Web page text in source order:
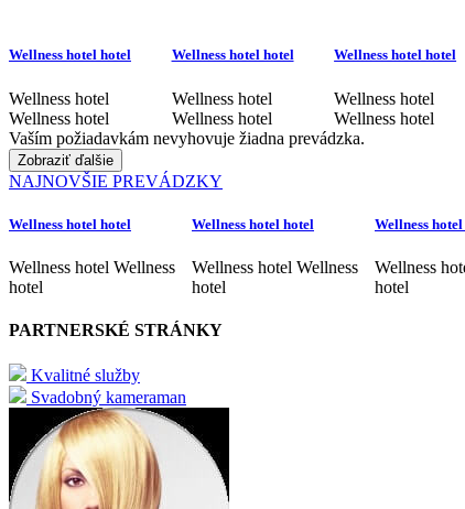
Wellness hotel hotel
Wellness hotel
Wellness hotel
Wellness hotel hotel
Wellness hotel
Wellness hotel
Wellness hotel hotel
Wellness hotel
Wellness hotel
Vaším požiadavkám nevyhovuje žiadna prevádzka.
Zobraziť ďalšie
NAJNOVŠIE PREVÁDZKY
Wellness hotel hotel
Wellness hotel Wellness
hotel
Wellness hotel hotel
Wellness hotel Wellness
hotel
Wellness
Wellness
hotel
PARTNERSKÉ STRÁNKY
Kvalitné služby
Svadobný kameraman